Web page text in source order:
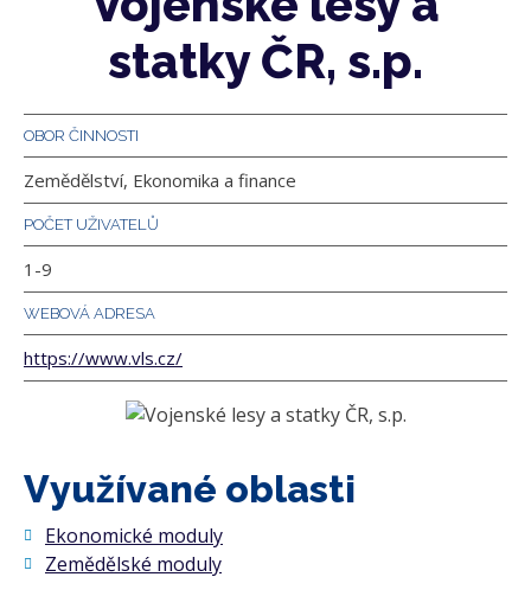
statky ČR, s.p.
OBOR ČINNOSTI
Zemědělství, Ekonomika a finance
POČET UŽIVATELŮ
1-9
WEBOVÁ ADRESA
https://www.vls.cz/
Využívané oblasti
Ekonomické moduly
Zemědělské moduly